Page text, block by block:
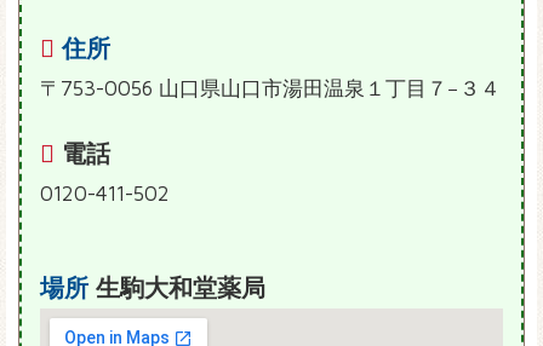
住所
〒753-0056 山口県山口市湯田温泉１丁目７−３４
電話
0120-411-502
場所 生駒大和堂薬局